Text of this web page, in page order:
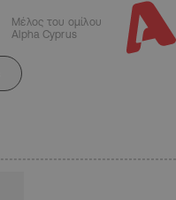
Μέλος του ομίλου
Alpha Cyprus